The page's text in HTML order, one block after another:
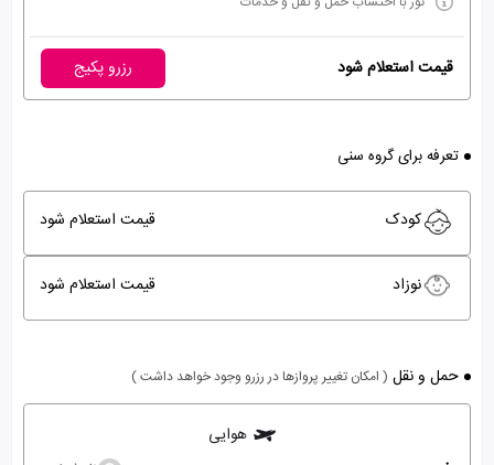
قیمت استعلام شود رزرو پکیج
تعرفه برای گروه سنی
کودک قیمت استعلام شود
نوزاد قیمت استعلام شود
حمل و نقل ( امکان تغییر پروازها در رزرو وجود خواهد داشت )
هوایی